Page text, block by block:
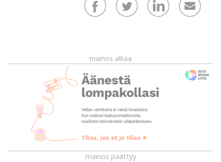
mainos alkaa
mainos päättyy